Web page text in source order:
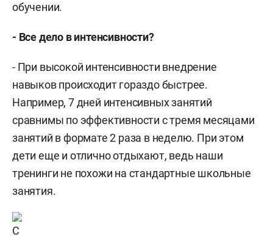
обучении.
- Все дело в интенсивности?
- При высокой интенсивности внедрение
навыков происходит гораздо быстрее.
Например, 7 дней интенсивных занятий
сравнимы по эффективности с тремя месяцами
занятий в формате 2 раза в неделю. При этом
дети еще и отлично отдыхают, ведь наши
тренинги не похожи на стандартные школьные
занятия.